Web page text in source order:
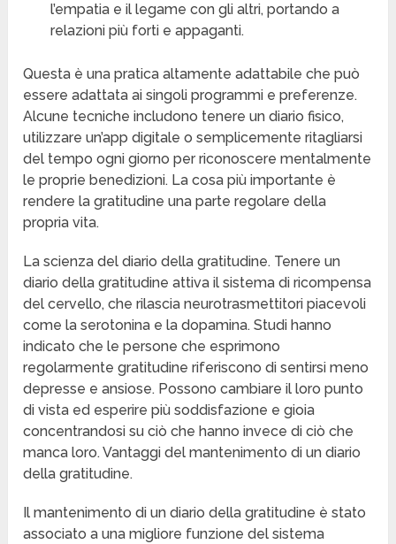
l’empatia e il legame con gli altri, portando a
relazioni più forti e appaganti.
Questa è una pratica altamente adattabile che può
essere adattata ai singoli programmi e preferenze.
Alcune tecniche includono tenere un diario fisico,
utilizzare un’app digitale o semplicemente ritagliarsi
del tempo ogni giorno per riconoscere mentalmente
le proprie benedizioni. La cosa più importante è
rendere la gratitudine una parte regolare della
propria vita.
La scienza del diario della gratitudine. Tenere un
diario della gratitudine attiva il sistema di ricompensa
del cervello, che rilascia neurotrasmettitori piacevoli
come la serotonina e la dopamina. Studi hanno
indicato che le persone che esprimono
regolarmente gratitudine riferiscono di sentirsi meno
depresse e ansiose. Possono cambiare il loro punto
di vista ed esperire più soddisfazione e gioia
concentrandosi su ciò che hanno invece di ciò che
manca loro. Vantaggi del mantenimento di un diario
della gratitudine.
Il mantenimento di un diario della gratitudine è stato
associato a una migliore funzione del sistema